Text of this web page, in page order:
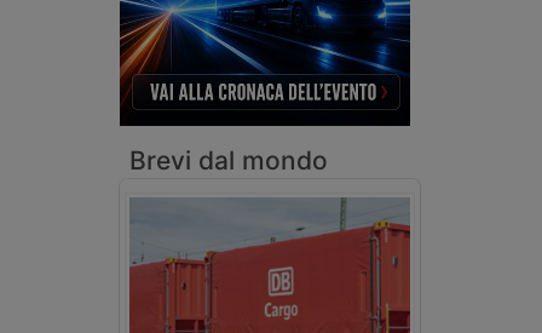
Brevi dal mondo